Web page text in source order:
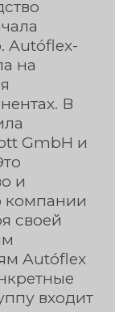
Autóflex-
на
В
GmbH и
и
компании
своей
Autóflex
входит